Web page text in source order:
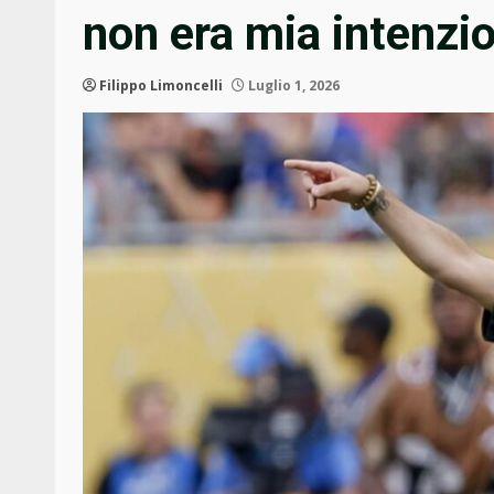
non era mia
Filippo Limoncelli Luglio 1, 2026